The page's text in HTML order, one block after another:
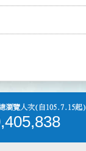
瀏覽人次(自105.7.15起)